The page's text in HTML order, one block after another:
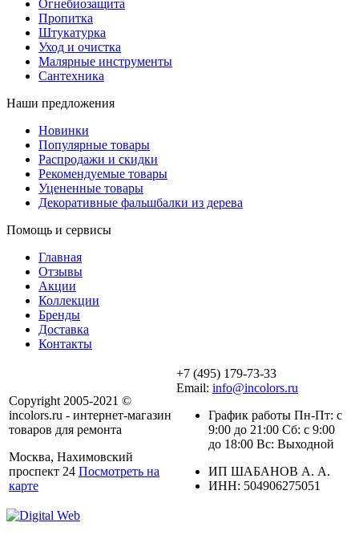
Огнебиозащита
Пропитка
Штукатурка
Уход и очистка
Малярные инструменты
Сантехника
Наши предложения
Новинки
Популярные товары
Распродажи и скидки
Рекомендуемые товары
Уцененные товары
Декоративные фальшбалки из дерева
Помощь и сервисы
Главная
Отзывы
Акции
Коллекции
Бренды
Доставка
Контакты
Copyright 2005-2021 ©
incolors.ru - интернет-магазин
товаров для ремонта
Москва, Нахимовский
проспект 24 Посмотреть на
карте
+7 (495) 179-73-33
Email: info@incolors.ru
График работы Пн-Пт: с
9:00 до 21:00 Сб: с 9:00
до 18:00 Вс: Выходной
ИП ШАБАНОВ А. А.
ИНН: 504906275051